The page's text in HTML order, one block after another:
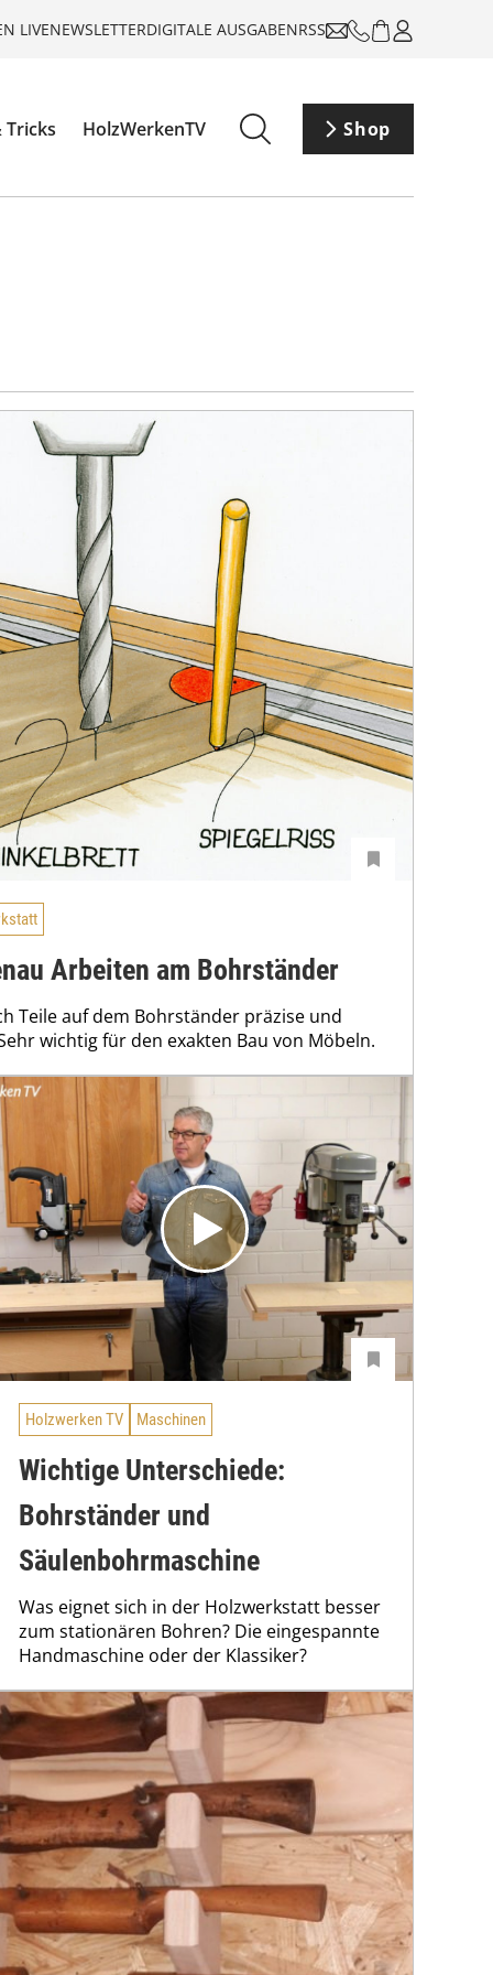
LIVENEWSLETTERDIGITALE AUSGABENRSS
Tricks HolzWerkenTV Shop
Arbeiten am Bohrständer
Teile auf dem Bohrständer präzise und
wichtig für den exakten Bau von Möbeln.
Holzwerken TV Maschinen
Wichtige Unterschiede:
Bohrständer und
Säulenbohrmaschine
Was eignet sich in der Holzwerkstatt besser
zum stationären Bohren? Die eingespannte
Handmaschine oder der Klassiker?